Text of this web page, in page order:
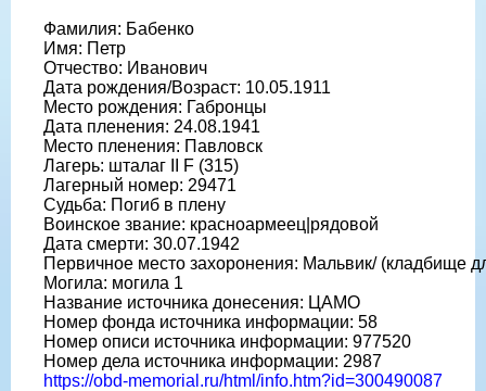
Фамилия: Бабенко
Имя: Петр
Отчество: Иванович
Дата рождения/Возраст: 10.05.1911
Место рождения: Габронцы
Дата пленения: 24.08.1941
Место пленения: Павловск
Лагерь: шталаг II F (315)
Лагерный номер: 29471
Судьба: Погиб в плену
Воинское звание: красноармеец|рядовой
Дата смерти: 30.07.1942
Первичное место захоронения: Мальвик/ (кладбище
Могила: могила 1
Название источника донесения: ЦАМО
Номер фонда источника информации: 58
Номер описи источника информации: 977520
Номер дела источника информации: 2987
https://obd-memorial.ru/html/info.htm?id=300490087